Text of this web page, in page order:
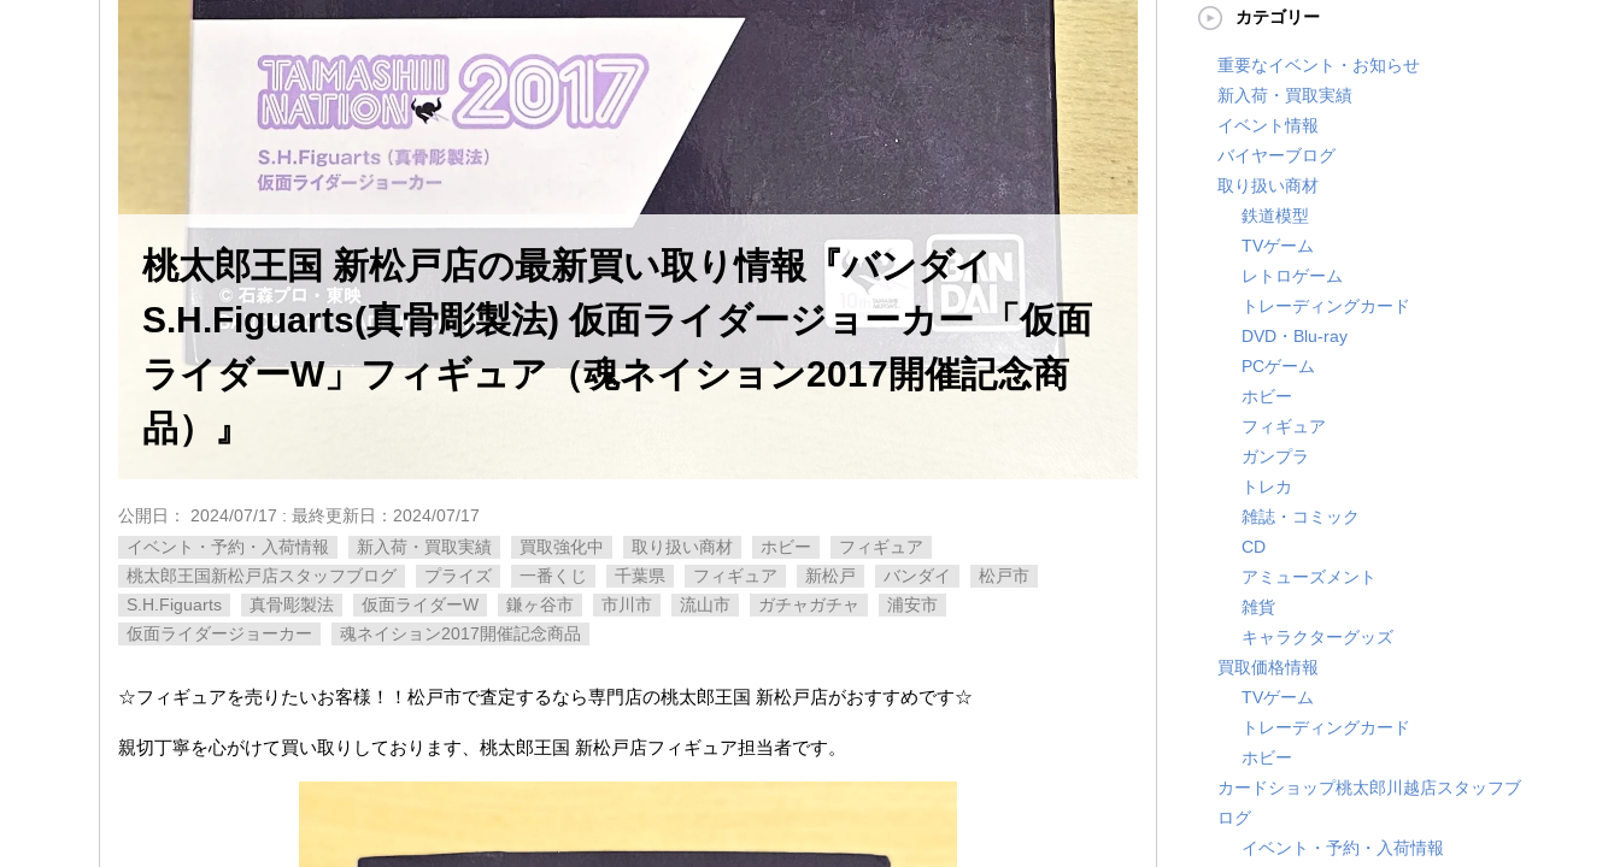
桃太郎王国 新松戸店の最新買い取り情報『バンダイ
S.H.Figuarts(真骨彫製法) ​仮面ライダージョーカー ​「仮面
ライダーW」フィギュア（魂ネイション2017開催記念商
品）』
公開日： 2024/07/17 : 最終更新日：2024/07/17
イベント・予約・入荷情報
新入荷・買取実績 買取強化中 取り扱い商材 ホビー
フィギュア
桃太郎王国新松戸店スタッフブログ
プライズ 一番くじ 千葉県 フィギュア 新松戸 バンダイ
松戸市
S.H.Figuarts
真骨彫製法 仮面ライダーW 鎌ヶ谷市 市川市 流山市 ガチャガチャ
浦安市
仮面ライダージョーカー
魂ネイション2017開催記念商品
☆フィギュアを売りたいお客様！！松戸市で査定するなら専門店の桃太郎王国 新松戸店がおすすめです☆
親切丁寧を心がけて買い取りしております、桃太郎王国 新松戸店フィギュア担当者です。
カテゴリー
重要なイベント・お知らせ
新入荷・買取実績
イベント情報
バイヤーブログ
取り扱い商材
鉄道模型
TVゲーム
レトロゲーム
トレーディングカード
DVD・Blu-ray
PCゲーム
ホビー
フィギュア
ガンプラ
トレカ
雑誌・コミック
CD
アミューズメント
雑貨
キャラクターグッズ
買取価格情報
TVゲーム
トレーディングカード
ホビー
カードショップ桃太郎川越店スタッフブ
ログ
イベント・予約・入荷情報